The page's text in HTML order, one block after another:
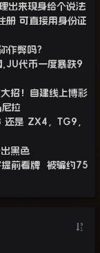
出来现身给个说法
册 可直接用身份证
作弊吗？
代币一度暴跌9
招！自建线上博彩
拉
还是 ZX4，TG9，
黑色
提前看牌 被骗约75